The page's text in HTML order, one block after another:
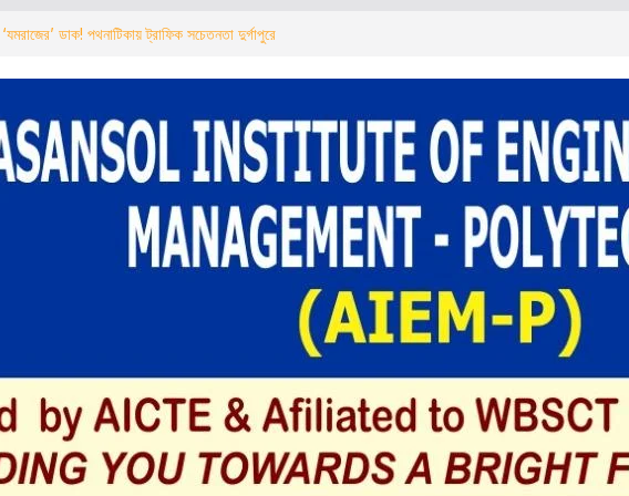
ডাক! পথনাটিকায় ট্রাফিক সচেতনতা দুর্গাপুরে
অবৈধ নির্মাণ ভাঙার কাজ শুরু এনএইচএআইয়ের
সম্পর্ক অভিযান” সভায় ‘কয়লা মাফিয়া’র উপস্থিতি ঘিরে
‘यमराज’ का बुलावा! नुक्कड़ नाटक के जरिए दुर्गापुर